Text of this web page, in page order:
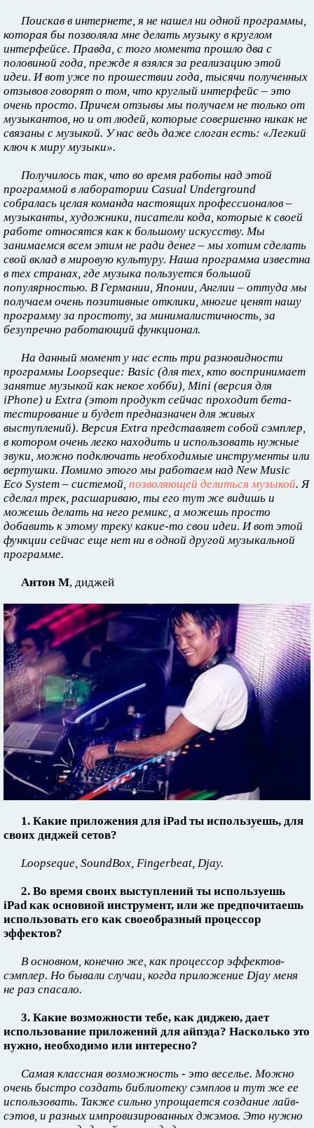
Поискав в интернете, я не нашел ни одной программы,
которая бы позволяла мне делать музыку в круглом
интерфейсе. Правда, с того момента прошло два с
половиной года, прежде я взялся за реализацию этой
идеи. И вот уже по прошествии года, тысячи полученных
отзывов говорят о том, что круглый интерфейс – это
очень просто. Причем отзывы мы получаем не только от
музыкантов, но и от людей, которые совершенно никак не
связаны с музыкой. У нас ведь даже слоган есть: «Легкий
ключ к миру музыки».
Получилось так, что во время работы над этой
программой в лаборатории Casual Underground
собралась целая команда настоящих профессионалов –
музыканты, художники, писатели кода, которые к своей
работе относятся как к большому искусству. Мы
занимаемся всем этим не ради денег – мы хотим сделать
свой вклад в мировую культуру. Наша программа известна
в тех странах, где музыка пользуется большой
популярностью. В Германии, Японии, Англии – оттуда мы
получаем очень позитивные отклики, многие ценят нашу
программу за простоту, за минималистичность, за
безупречно работающий функционал.
На данный момент у нас есть три разновидности
программы Loopseque: Basic (для тех, кто воспринимает
занятие музыкой как некое хобби), Mini (версия для
iPhone) и Extra (этот продукт сейчас проходит бета-
тестирование и будет предназначен для живых
выступлений). Версия Extra представляет собой сэмплер,
в котором очень легко находить и использовать нужные
звуки, можно подключать необходимые инструменты или
вертушки. Помимо этого мы работаем над New Music
Eco System – системой, позволяющей делиться музыкой. Я
сделал трек, расшариваю, ты его тут же видишь и
можешь делать на него ремикс, а можешь просто
добавить к этому треку какие-то свои идеи. И вот этой
функции сейчас еще нет ни в одной другой музыкальной
программе.
Антон М, диджей
1. Какие приложения для iPad ты используешь, для
своих диджей сетов?
Loopseque, SoundBox, Fingerbeat, Djay.
2. Во время своих выступлений ты используешь
iPad как основной инструмент, или же предпочитаешь
использовать его как своеобразный процессор
эффектов?
В основном, конечно же, как процессор эффектов-
сэмплер. Но бывали случаи, когда приложение Djay меня
не раз спасало.
3. Какие возможности тебе, как диджею, дает
использование приложений для айпэда? Насколько это
нужно, необходимо или интересно?
Самая классная возможность - это веселье. Можно
очень быстро создать библиотеку сэмплов и тут же ее
использовать. Также сильно упрощается создание лайв-
сэтов, и разных импровизированных джэмов. Это нужно